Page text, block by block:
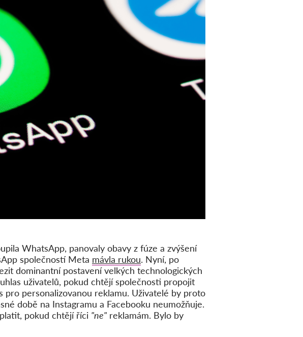
WhatsApp, panovaly obavy z fúze a zvýšení
společností Meta mávla rukou. Nyní, po
dominantní postavení velkých technologických
uživatelů, pokud chtějí společnosti propojit
pro personalizovanou reklamu. Uživatelé by proto
době na Instagramu a Facebooku neumožňuje.
pokud chtějí říci "ne" reklamám. Bylo by